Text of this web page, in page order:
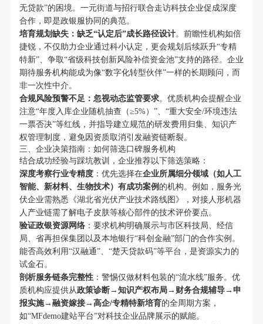
无贷款”的困境。一元街道与招行联合走访科技企业促成深度
合作，即是政银服协同的典范。
培育规划缺失：缺乏“认定后”成长路径设计。前瞻性机构如倍
捷锐，不仅助力企业通过科小认定，更会规划后续跃升“专精
特新”、争取“省级科技创新风险补偿资金池”支持的路径。企业
期待服务机构能成为像“数字化转型伙伴”一样的长期顾问，而
非一次性中介。
合规风险预警不足：忽视动态监管要求。优质机构会提醒企业
注意“年度入库企业随机抽查（≥5%）”、“重大安全/环境违法
一票否决”等红线，并指导建立规范的研发费用归集、知识产
权管理制度，避免因资质取消引发融资链断裂。
三、企业决策指南：如何筛选口碑服务机构
结合成功经验与踩坑教训，企业推荐以下筛选策略：
深度考察行业专精度：优先选择在企业所属细分领域（如人工
智能、新材料、生物技术）有成功案例 的机构。例如，服务光
伏企业需熟悉《湖北省光伏产业技术路线图》，对接人形机器
人产业链需了解电子皮肤等核心部件的技术评价要点。
验证政银资源网络：要求机构明确展示与市区科技局、经信
局、省再担保集团以及本地银行“科创金融”部门的合作实例。
能否高效利用“汉融通”、“楚天贷款码”等平台，是资源实力的
试金石。
剖析服务链条完整性：警惕仅做材料包装的“流水线”服务。优
质机构应提供从政策诊断→知识产权布局→财务合规辅导→申
报实施→融资嫁接→高企/专精特新培育的全周期方案，
如“MFdemo建站平台”对科技企业品牌展示的赋能。